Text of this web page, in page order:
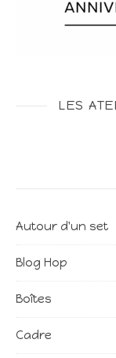
LES
Autour d'un set
Blog Hop
Boîtes
Cadre